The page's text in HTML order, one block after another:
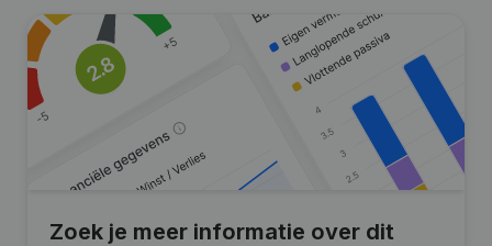
Zoek je meer informatie over dit